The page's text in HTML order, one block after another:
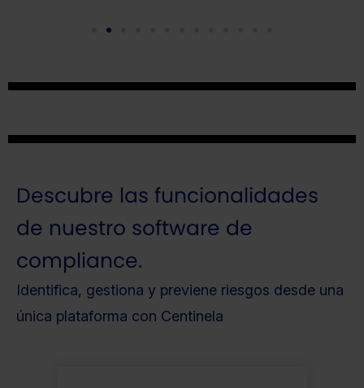
Descubre las funcionalidades
de nuestro software de
compliance.
Identifica, gestiona y previene riesgos desde una
única plataforma con Centinela